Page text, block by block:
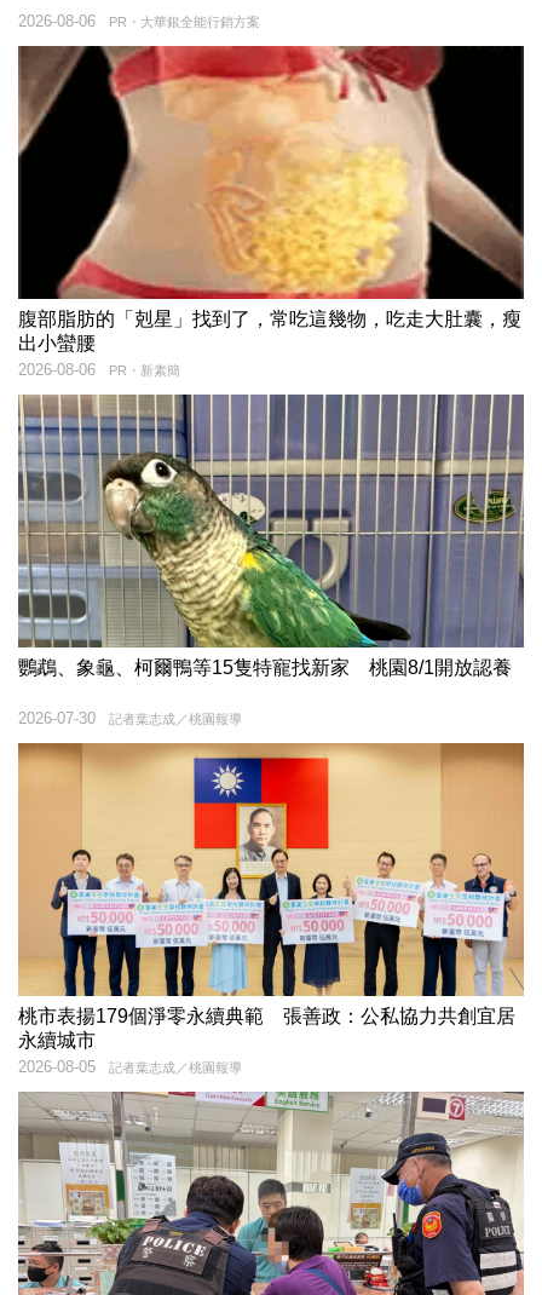
PR・大華銀全能行銷方案
2026-08-06
腹部脂肪的「剋星」找到了，常吃這幾物，吃走大肚囊，瘦
出小蠻腰
PR・新素簡
2026-08-06
鸚鵡、象龜、柯爾鴨等15隻特寵找新家 桃園8/1開放認養
記者葉志成／桃園報導
2026-07-30
桃市表揚179個淨零永續典範 張善政：公私協力共創宜居
永續城市
記者葉志成／桃園報導
2026-08-05